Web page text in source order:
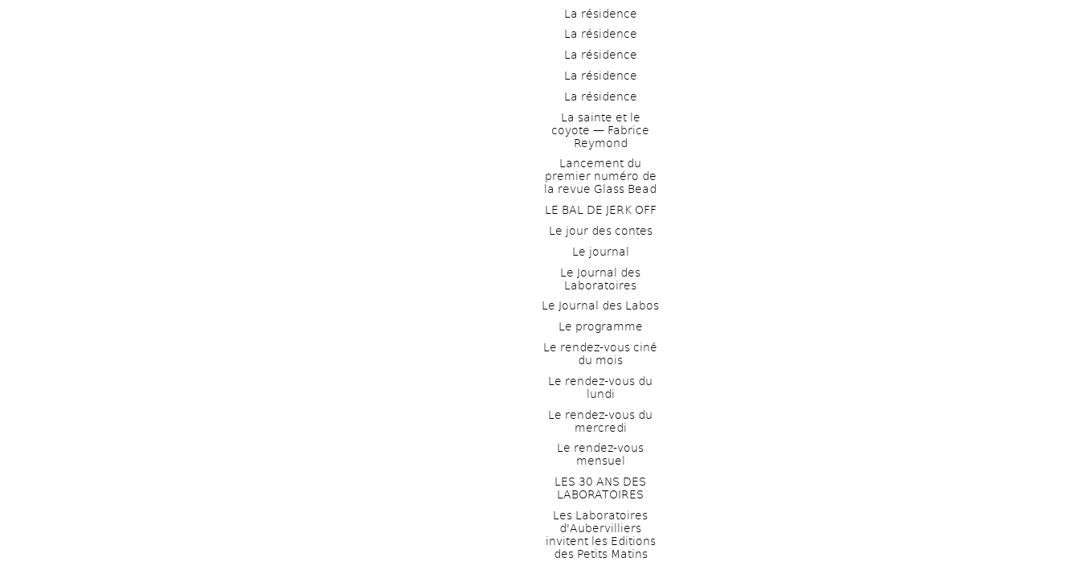
La résidence
La résidence
La résidence
La résidence
La résidence
La sainte et le
coyote — Fabrice
Reymond
Lancement du
premier numéro de
la revue Glass Bead
LE BAL DE JERK OFF
Le jour des contes
Le journal
Le Journal des
Laboratoires
Le Journal des Labos
Le programme
Le rendez-vous ciné
du mois
Le rendez-vous du
lundi
Le rendez-vous du
mercredi
Le rendez-vous
mensuel
LES 30 ANS DES
LABORATOIRES
Les Laboratoires
d'Aubervilliers
invitent les Editions
des Petits Matins